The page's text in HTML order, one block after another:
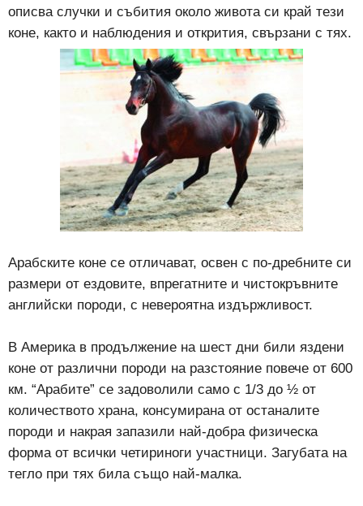
описва случки и събития около живота си край тези
коне, както и наблюдения и открития, свързани с тях.
Арабските коне се отличават, освен с по-дребните си
размери от ездовите, впрегатните и чистокръвните
английски породи, с невероятна издържливост.
В Америка в продължение на шест дни били яздени
коне от различни породи на разстояние повече от 600
км. “Арабите” се задоволили само с 1/3 до ½ от
количеството храна, консумирана от останалите
породи и накрая запазили най-добра физическа
форма от всички четириноги участници. Загубата на
тегло при тях била също най-малка.